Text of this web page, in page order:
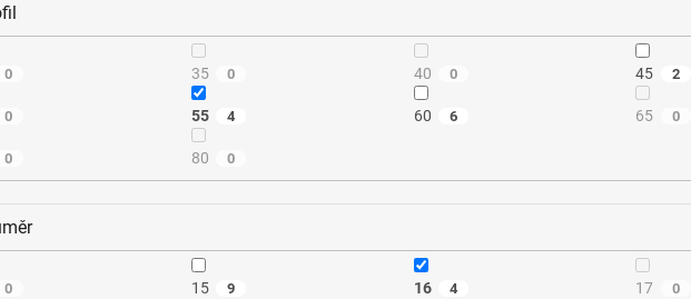
0 35 0 40 0 45 2
0 55 4 60 6 65 0
0 80 0
0 15 9 16 4 17 0